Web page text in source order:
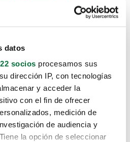
datos
socios procesamos sus
dirección IP, con tecnologías
y acceder la
con el fin de ofrecer
medición de
de audiencia y
la opción de seleccionar
sabemos como
hasta aquí.